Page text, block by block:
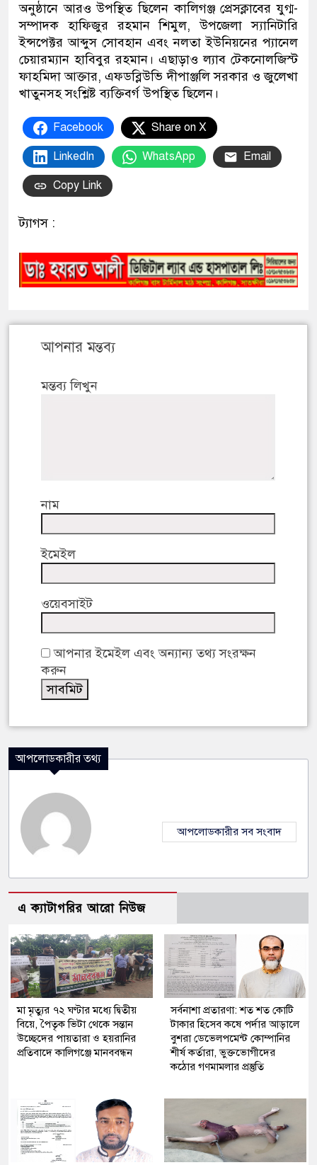
অনুষ্ঠানে আরও উপস্থিত ছিলেন কালিগঞ্জ প্রেসক্লাবের যুগ্ম-
সম্পাদক হাফিজুর রহমান শিমুল, উপজেলা স্যানিটারি
ইন্সপেক্টর আব্দুস সোবহান এবং নলতা ইউনিয়নের প্যানেল
চেয়ারম্যান হাবিবুর রহমান। এছাড়াও ল্যাব টেকনোলজিস্ট
ফাহমিদা আক্তার, এফডব্লিউভি দীপাঞ্জলি সরকার ও জুলেখা
খাতুনসহ সংশ্লিষ্ট ব্যক্তিবর্গ উপস্থিত ছিলেন।
Facebook Share on X
LinkedIn WhatsApp Email
Copy Link
ট্যাগস :
আপনার মন্তব্য
মন্তব্য লিখুন
নাম
ইমেইল
ওয়েবসাইট
আপনার ইমেইল এবং অন্যান্য তথ্য সংরক্ষন
করুন
আপলোডকারীর তথ্য
আপলোডকারীর সব সংবাদ
এ ক্যাটাগরির আরো নিউজ
মা মৃত্যুর ৭২ ঘণ্টার মধ্যে দ্বিতীয়
বিয়ে, পৈতৃক ভিটা থেকে সন্তান
উচ্ছেদের পায়তারা ও হয়রানির
প্রতিবাদে কালিগঞ্জে মানববন্ধন
সর্বনাশা প্রতারণা: শত শত কোটি
টাকার হিসেব কষে পর্দার আড়ালে
বুশরা ডেভেলপমেন্ট কোম্পানির
শীর্ষ কর্তারা, ভুক্তভোগীদের
কঠোর গণমামলার প্রস্তুতি